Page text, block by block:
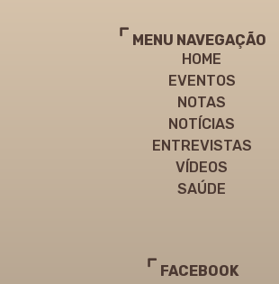
MENU NAVEGAÇÃO
HOME
EVENTOS
NOTAS
NOTÍCIAS
ENTREVISTAS
VÍDEOS
SAÚDE
FACEBOOK